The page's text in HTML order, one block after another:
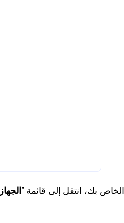
الخطوة 3. على هاتف Android الخاص بك، انتقل إلى قائمة "الجهاز